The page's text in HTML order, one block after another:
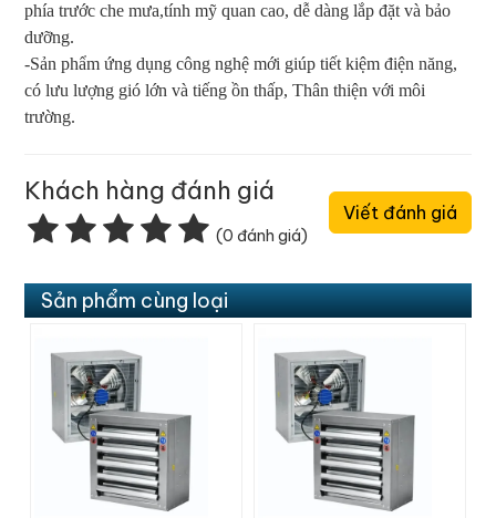
phía trước che mưa,tính mỹ quan cao, dễ dàng lắp đặt và bảo
dưỡng.
-Sản phẩm ứng dụng công nghệ mới giúp tiết kiệm điện năng,
có lưu lượng gió lớn và tiếng ồn thấp, Thân thiện với môi
trường.
Khách hàng đánh giá
(0 đánh giá)
Viết đánh giá
Sản phẩm cùng loại